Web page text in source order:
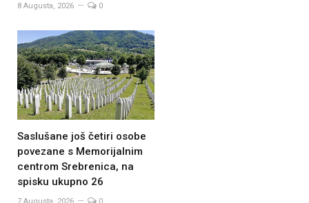
8 Augusta, 2026 0
Saslušane još četiri osobe
povezane s Memorijalnim
centrom Srebrenica, na
spisku ukupno 26